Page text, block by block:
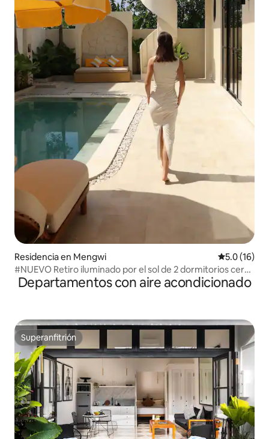
Residencia en Mengwi Calificación
5.0 (16)
#NUEVO Retiro iluminado por el sol de 2 dormitorios cerca
de la PLAYA con azotea
Departamentos con aire acondicionado
Superanfitrión
Superanfitrión